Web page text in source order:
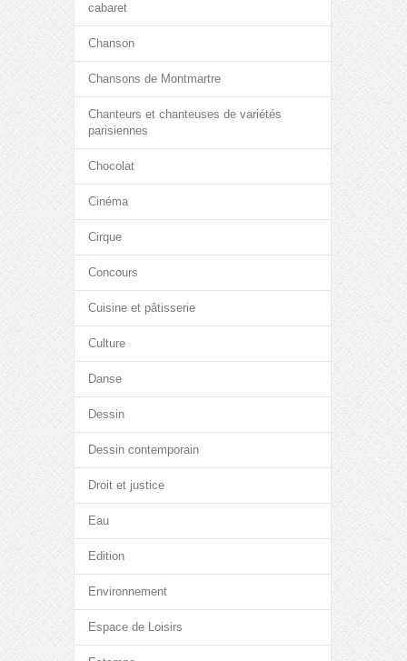
cabaret
Chanson
Chansons de Montmartre
Chanteurs et chanteuses de variétés
parisiennes
Chocolat
Cinéma
Cirque
Concours
Cuisine et pâtisserie
Culture
Danse
Dessin
Dessin contemporain
Droit et justice
Eau
Edition
Environnement
Espace de Loisirs